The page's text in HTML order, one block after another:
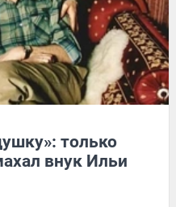
только
внук Ильи